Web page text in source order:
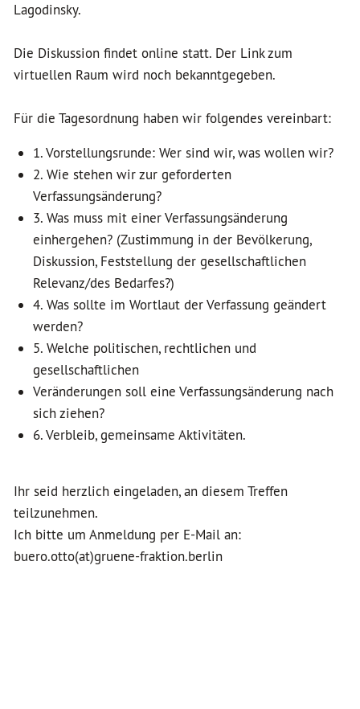
Lagodinsky.
Die Diskussion findet online statt. Der Link zum
virtuellen Raum wird noch bekanntgegeben.
Für die Tagesordnung haben wir folgendes vereinbart:
1. Vorstellungsrunde: Wer sind wir, was wollen wir?
2. Wie stehen wir zur geforderten
Verfassungsänderung?
3. Was muss mit einer Verfassungsänderung
einhergehen? (Zustimmung in der Bevölkerung,
Diskussion, Feststellung der gesellschaftlichen
Relevanz/des Bedarfes?)
4. Was sollte im Wortlaut der Verfassung geändert
werden?
5. Welche politischen, rechtlichen und
gesellschaftlichen
Veränderungen soll eine Verfassungsänderung nach
sich ziehen?
6. Verbleib, gemeinsame Aktivitäten.
Ihr seid herzlich eingeladen, an diesem Treffen
teilzunehmen.
Ich bitte um Anmeldung per E-Mail an:
buero.otto(at)gruene-fraktion.berlin